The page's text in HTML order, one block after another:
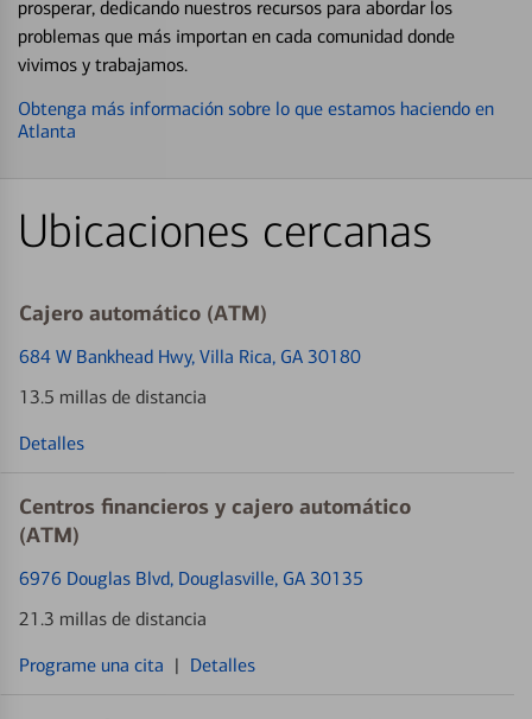
prosperar, dedicando nuestros recursos para abordar los
problemas que más importan en cada comunidad donde
vivimos y trabajamos.
Obtenga más información sobre lo que estamos haciendo en
Atlanta
Ubicaciones cercanas
Cajero automático (ATM)
684 W Bankhead Hwy, Villa Rica, GA 30180
13.5 millas de distancia
Detalles
Centros financieros y cajero automático
(ATM)
6976 Douglas Blvd, Douglasville, GA 30135
21.3 millas de distancia
Programe una cita | Detalles